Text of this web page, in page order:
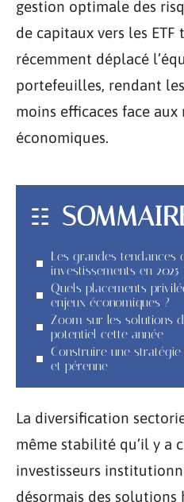
gestion optimale des
de capitaux vers les ETF
récemment déplacé
portefeuilles, rendant
moins efficaces face aux
économiques.
Les grandes tendances
investissements en 2025
Quels placements
enjeux économiques ?
Zoom sur les solutions
potentiel cette année
Construire une
et pérenne
La diversification
même stabilité qu’il y a
investisseurs
désormais des solutions